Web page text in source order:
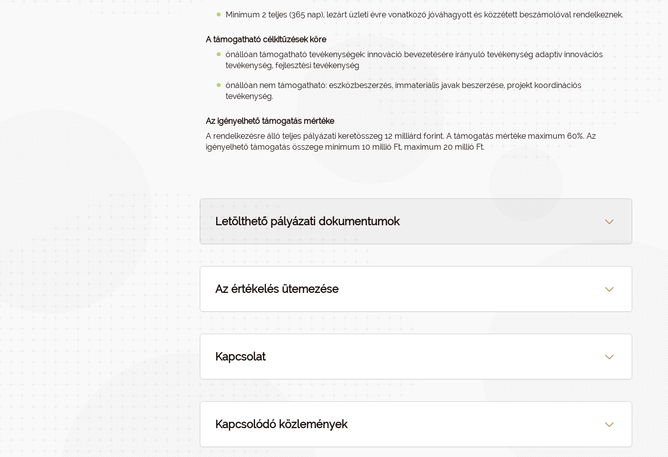
Minimum 2 teljes (365 nap), lezárt üzleti évre vonatkozó jóváhagyott és közzétett beszámolóval rendelkeznek.
A támogatható célkitűzések köre
önállóan támogatható tevékenységek: innováció bevezetésére irányuló tevékenység adaptív innovációs
tevékenység, fejlesztési tevékenység
önállóan nem támogatható: eszközbeszerzés, immateriális javak beszerzése, projekt koordinációs
tevékenység.
Az igényelhető támogatás mértéke
A rendelkezésre álló teljes pályázati keretösszeg 12 milliárd forint. A támogatás mértéke maximum 60%. Az
igényelhető támogatás összege minimum 10 millió Ft, maximum 20 millió Ft.
Letölthető pályázati dokumentumok
Az értékelés ütemezése
Kapcsolat
Kapcsolódó közlemények